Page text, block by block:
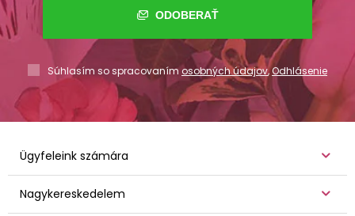
ODOBERAŤ
Súhlasím so spracovaním osobných údajov,Odhlásenie
Ügyfeleink számára
Nagykereskedelem